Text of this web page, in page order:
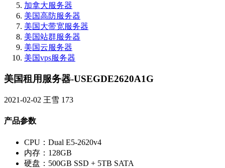
加拿大服务器
美国高防服务器
美国大带宽服务器
美国站群服务器
美国云服务器
美国vps服务器
美国租用服务器-USEGDE2620A1G
2021-02-02 王雪 173
产品参数
CPU：Dual E5-2620v4
内存：128GB
硬盘：500GB SSD + 5TB SATA